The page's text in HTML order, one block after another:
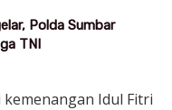
Polda Sumbar
TNI
Idul Fitri